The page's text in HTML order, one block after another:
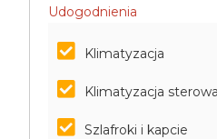
Udogodnienia
Klimatyzacja
Klimatyzacja
Szlafroki i kapcie